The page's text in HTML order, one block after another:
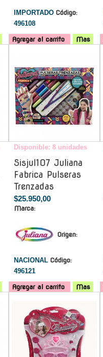
IMPORTADO Código:
496108
Agregar al carrito Mas
Disponible: 8 unidades
Sisjul107 Juliana
Fabrica Pulseras
Trenzadas
$25.950,00
Marca:
Origen:
NACIONAL Código:
496121
Agregar al carrito Mas